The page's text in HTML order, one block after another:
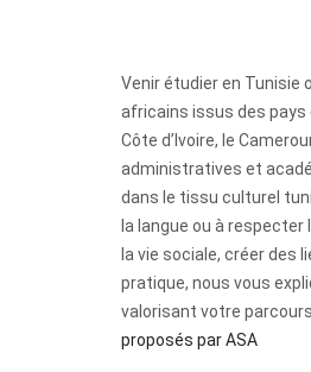
Venir étudier en
africains issus des pays
Côte d’Ivoire, le
administratives et
dans le tissu culturel
la langue ou à
la vie sociale, créer des
pratique, nous vous
valorisant votre
proposés par ASA